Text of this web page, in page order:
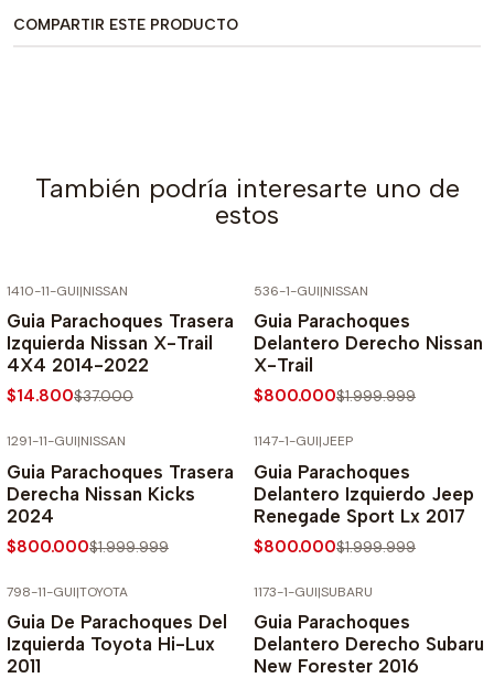
COMPARTIR ESTE PRODUCTO
También podría interesarte uno de
estos
1410-11-GUI|NISSAN
Guia Parachoques Trasera
Izquierda Nissan X-Trail
4X4 2014-2022
$14.800$37.000
536-1-GUI|NISSAN
Guia Parachoques
Delantero Derecho Nissan
X-Trail
$800.000$1.999.999
1291-11-GUI|NISSAN
Guia Parachoques Trasera
Derecha Nissan Kicks
2024
$800.000$1.999.999
1147-1-GUI|JEEP
Guia Parachoques
Delantero Izquierdo Jeep
Renegade Sport Lx 2017
$800.000$1.999.999
798-11-GUI|TOYOTA
Guia De Parachoques Del
Izquierda Toyota Hi-Lux
2011
1173-1-GUI|SUBARU
Guia Parachoques
Delantero Derecho Subaru
New Forester 2016